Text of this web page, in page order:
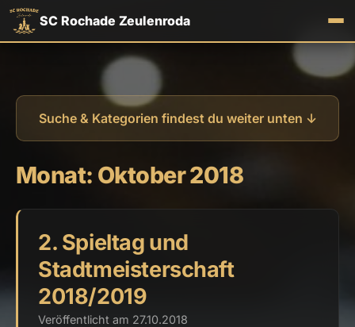
SC Rochade Zeulenroda
Suche & Kategorien findest du weiter unten ↓
Monat: Oktober 2018
2. Spieltag und
Stadtmeisterschaft
2018/2019
Veröffentlicht am 27.10.2018